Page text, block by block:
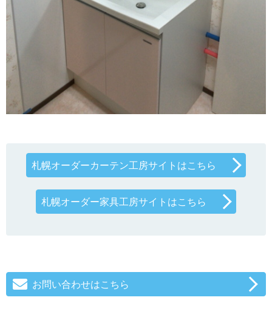
札幌オーダーカーテン工房サイトはこちら
札幌オーダー家具工房サイトはこちら
お問い合わせはこちら